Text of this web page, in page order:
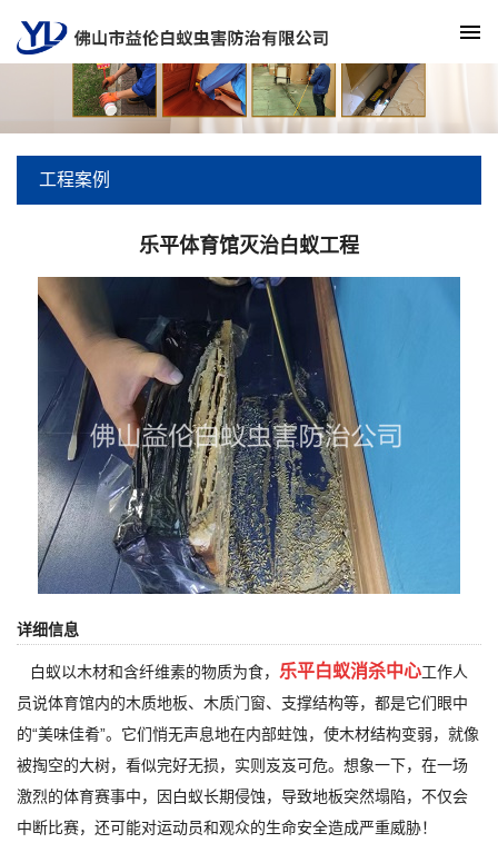
工程案例
乐平体育馆灭治白蚁工程
详细信息
白蚁以木材和含纤维素的物质为食， 乐平白蚁消杀中心工作人
员说体育馆内的木质地板、木质门窗、支撑结构等，都是它们眼中
的“美味佳肴”。它们悄无声息地在内部蛀蚀，使木材结构变弱，就像
被掏空的大树，看似完好无损，实则岌岌可危。想象一下，在一场
激烈的体育赛事中，因白蚁长期侵蚀，导致地板突然塌陷，不仅会
中断比赛，还可能对运动员和观众的生命安全造成严重威胁！